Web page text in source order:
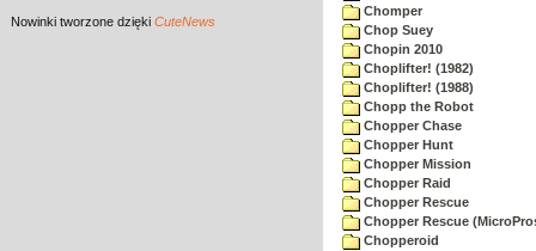
Nowinki tworzone dzięki CuteNews
Chomper
Chop Suey
Chopin 2010
Choplifter! (1982)
Choplifter! (1988)
Chopp the Robot
Chopper Chase
Chopper Hunt
Chopper Mission
Chopper Raid
Chopper Rescue
Chopper Rescue
Chopperoid